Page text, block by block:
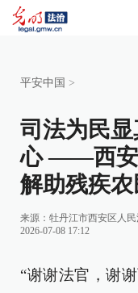
平安中国 >
司法为民
心 ——西安
解助残疾
来源： 牡丹江市西安区人
2026-07-08 17:12
“谢谢法官，谢